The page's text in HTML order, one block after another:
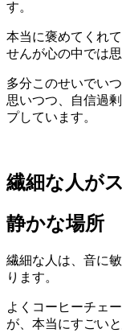
す。
本当に褒めてくれ
せんが心の中では
多分このせいでい
思いつつ、自信過
プしています。
繊細な人が
静かな場所
繊細な人は、音に
ります。
よくコーヒーチェ
が、本当にすごいと